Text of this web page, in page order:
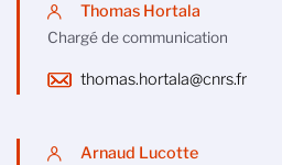
Thomas Hortala
Chargé de communication
thomas.hortala@cnrs.fr
Arnaud Lucotte